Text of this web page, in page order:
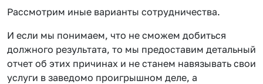
Рассмотрим иные варианты сотрудничества.
И если мы понимаем, что не сможем добиться
должного результата, то мы предоставим детальный
отчет об этих причинах и не станем навязывать свои
услуги в заведомо проигрышном деле, а